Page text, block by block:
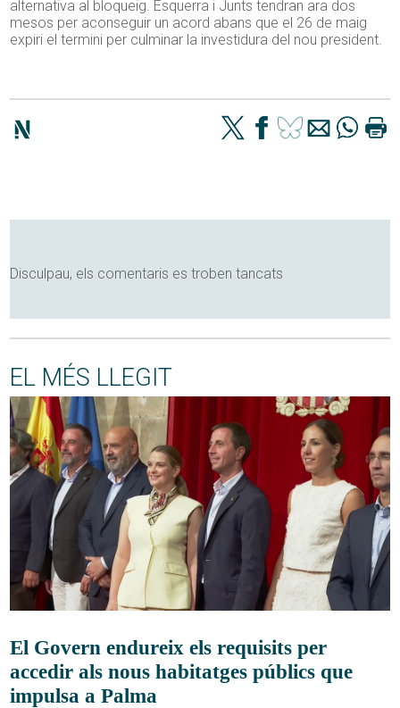
alternativa al bloqueig. Esquerra i Junts tendran ara dos
mesos per aconseguir un acord abans que el 26 de maig
expiri el termini per culminar la investidura del nou president.
Disculpau, els comentaris es troben tancats
EL MÉS LLEGIT
El Govern endureix els requisits per
accedir als nous habitatges públics que
impulsa a Palma